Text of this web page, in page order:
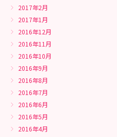
2017年2月
2017年1月
2016年12月
2016年11月
2016年10月
2016年9月
2016年8月
2016年7月
2016年6月
2016年5月
2016年4月